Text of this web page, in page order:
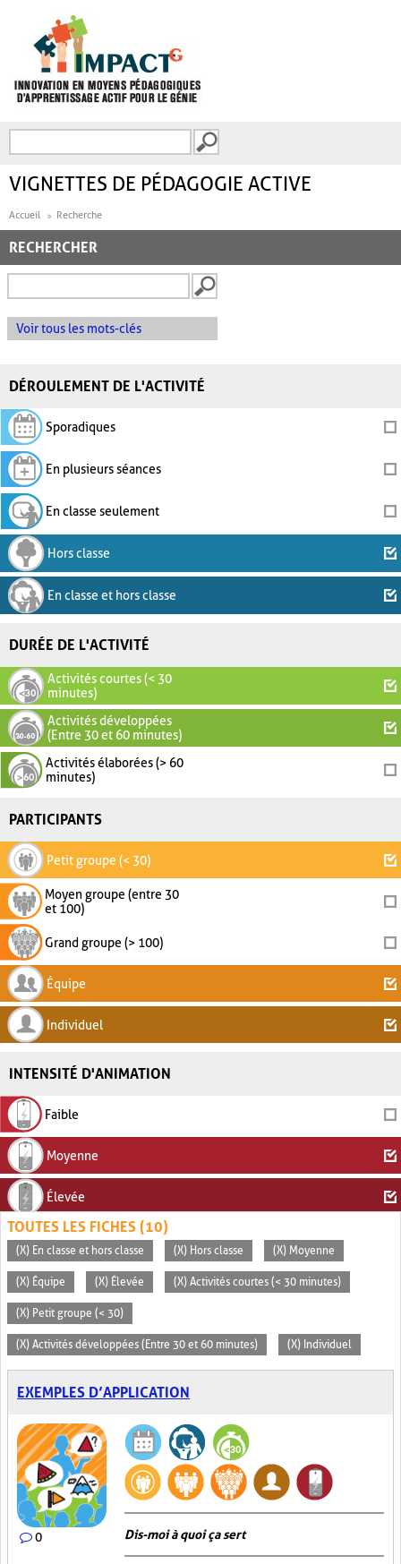
FORMULAIRE DE
VIGNETTES DE PÉDAGOGIE ACTIVE
Accueil Recherche
RECHERCHER
Voir tous les mots-clés
DÉROULEMENT DE L'ACTIVITÉ
Sporadiques
En plusieurs séances
En classe seulement
Hors classe
En classe et hors classe
DURÉE DE L'ACTIVITÉ
Activités courtes (< 30
minutes)
Activités développées
(Entre 30 et 60 minutes)
Activités élaborées (> 60
minutes)
PARTICIPANTS
Petit groupe (< 30)
Moyen groupe (entre 30
et 100)
Grand groupe (> 100)
Équipe
Individuel
INTENSITÉ D'ANIMATION
Faible
Moyenne
Élevée
TOUTES LES FICHES (10)
(X) En classe et hors classe (X) Hors classe (X) Moyenne
(X) Équipe (X) Élevée (X) Activités courtes (< 30 minutes)
(X) Petit groupe (< 30)
(X) Activités développées (Entre 30 et 60 minutes) (X) Individuel
EXEMPLES D’APPLICATION
0 Dis-moi à quoi ça sert